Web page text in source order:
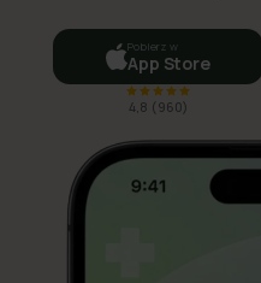
Pobierz w
App Store
4,8 ( 960)